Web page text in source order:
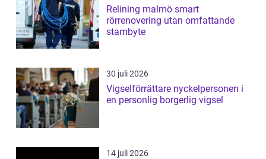
Relining malmö smart
rörrenovering utan omfattande
stambyte
30 juli 2026
Vigselförrättare nyckelpersonen i
en personlig borgerlig vigsel
14 juli 2026